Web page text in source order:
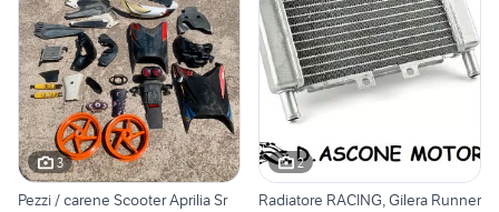
3
Pezzi / carene Scooter Aprilia Sr
2
Radiatore RACING, Gilera Runner